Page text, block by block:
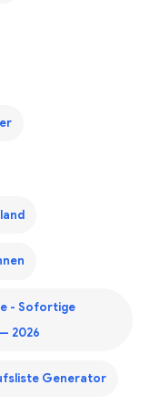
- Sofortige
2026
Generator